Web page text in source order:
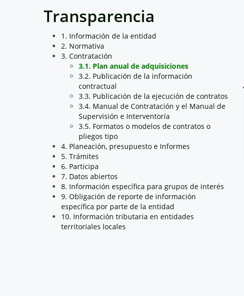
Transparencia
1. Información de la entidad
2. Normativa
3. Contratación
3.1. Plan anual de adquisiciones
3.2. Publicación de la información
contractual
3.3. Publicación de la ejecución de contratos
3.4. Manual de Contratación y el Manual de
Supervisión e Interventoría
3.5. Formatos o modelos de contratos o
pliegos tipo
4. Planeación, presupuesto e Informes
5. Trámites
6. Participa
7. Datos abiertos
8. Información específica para grupos de interés
9. Obligación de reporte de información
específica por parte de la entidad
10. Información tributaria en entidades
territoriales locales